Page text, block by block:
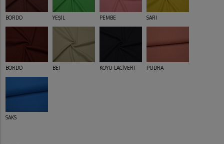
BORDO YEŞİL PEMBE SARI
BORDO BEJ KOYU LACİVERT PUDRA
SAKS